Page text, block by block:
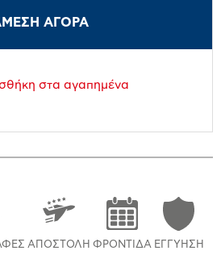
ΑΓΟΡΑ
στα αγαπημένα
ΑΠΟΣΤΟΛΉ ΦΡΟΝΤΊΔΑ ΕΓΓΎΗΣΗ